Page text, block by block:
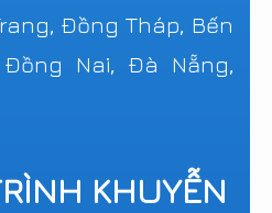
Đồng Tháp, Bến
Đồng Nai, Đà Nẵng,
KHUYỄN